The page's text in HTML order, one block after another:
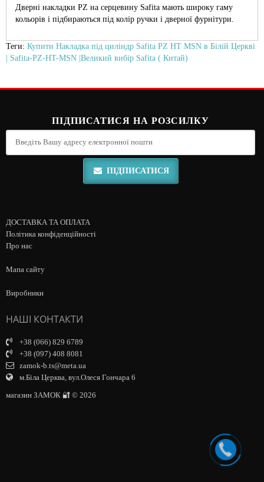
Дверні накладки PZ на серцевину Safita мають широку гаму
кольорів і підбираються під колір ручки і дверної фурнітури.
Теги: Купити Накладка під циліндр Safita PZ HT MSN в Білій Церкві
| Safita-PZ-HT-MSN |Великий вибір Safita ( Китай)
ПІДПИСАТИСЯ НА РОЗСИЛКУ
ПІДПИСАТИСЯ
ДОСТАВКА ТА ОПЛАТА
Політика конфіденційності
Про нас
Мапа сайту
Виробники
НАШІ КОНТАКТИ
+38 (066) 829 6789
+38 (097) 408 8081
zamok-b.ts@meta.ua
м.Біла Церква, вул.Олеся Гончара 6
магазин ЗАМОК 🔐 © 2026